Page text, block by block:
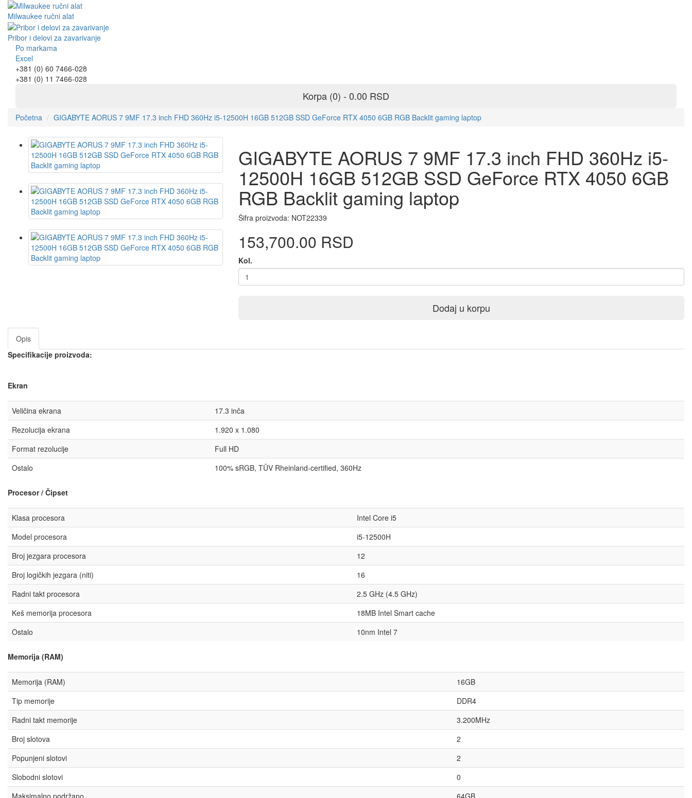
Milwaukee ručni alat
Pribor i delovi za zavarivanje
Po markama
Excel
+381 (0) 60 7466-028
+381 (0) 11 7466-028
Korpa (0) - 0.00 RSD
Početna GIGABYTE AORUS 7 9MF 17.3 inch FHD 360Hz i5-12500H 16GB 512GB SSD GeForce RTX 4050 6GB RGB Backlit gaming laptop
GIGABYTE AORUS 7 9MF 17.3 inch FHD 360Hz i5-
12500H 16GB 512GB SSD GeForce RTX 4050 6GB
RGB Backlit gaming laptop
Šifra proizvoda: NOT22339
153,700.00 RSD
Kol.
Dodaj u korpu
Opis
Specifikacije proizvoda:
Ekran
Veličina ekrana
17.3 inča
Rezolucija ekrana
1.920 x 1.080
Format rezolucije
Full HD
Ostalo
100% sRGB, TÜV Rheinland-certified, 360Hz
Procesor / Čipset
Klasa procesora
Intel Core i5
Model procesora
i5-12500H
Broj jezgara procesora
12
Broj logičkih jezgara (niti)
16
Radni takt procesora
2.5 GHz (4.5 GHz)
Keš memorija procesora
18MB Intel Smart cache
Ostalo
10nm Intel 7
Memorija (RAM)
Memorija (RAM)
16GB
Tip memorije
DDR4
Radni takt memorije
3.200MHz
Broj slotova
2
Popunjeni slotovi
2
Slobodni slotovi
0